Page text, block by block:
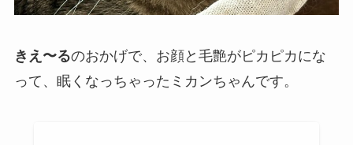
きえ〜るのおかげで、お顔と毛艶がピカピカにな
って、眠くなっちゃったミカンちゃんです。